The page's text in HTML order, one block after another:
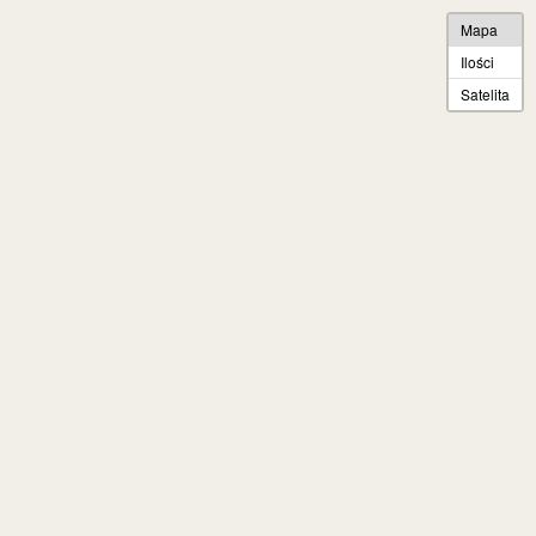
Mapa
Ilości
Satelita